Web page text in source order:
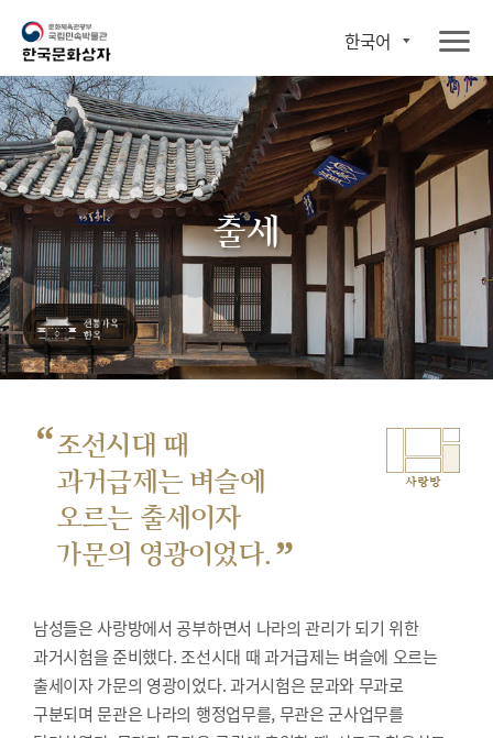
한국어
출세
“조선시대 때
과거급제는 벼슬에
오르는 출세이자
가문의 영광이었다. ”
사랑방
남성들은 사랑방에서 공부하면서 나라의 관리가 되기 위한
과거시험을 준비했다.조선시대 때 과거급제는 벼슬에 오르는
출세이자 가문의 영광이었다. 과거시험은 문과와 무과로
구분되며 문관은 나라의 행정업무를, 무관은 군사업무를